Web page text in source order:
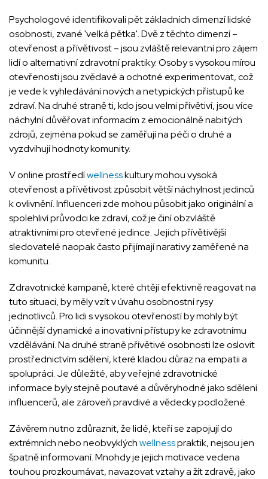
Psychologové identifikovali pět základních dimenzí lidské
osobnosti, zvané 'velká pětka'. Dvě z těchto dimenzí –
otevřenost a přívětivost – jsou zvláště relevantní pro zájem
lidí o alternativní zdravotní praktiky. Osoby s vysokou mírou
otevřenosti jsou zvědavé a ochotné experimentovat, což
je vede k vyhledávání nových a netypických přístupů ke
zdraví. Na druhé straně ti, kdo jsou velmi přívětiví, jsou více
náchylní důvěřovat informacím z emocionálně nabitých
zdrojů, zejména pokud se zaměřují na péči o druhé a
vyzdvihují hodnoty komunity.
V online prostředíwellnesskultury mohou vysoká
otevřenost a přívětivost způsobit větší náchylnost jedinců
k ovlivnění. Influenceri zde mohou působit jako originální a
spolehliví průvodci ke zdraví, což je činí obzvláště
atraktivními pro otevřené jedince. Jejich přívětivější
sledovatelé naopak často přijímají narativy zaměřené na
komunitu.
Zdravotnické kampaně, které chtějí efektivně reagovat na
tuto situaci, by měly vzít v úvahu osobnostní rysy
jednotlivců. Pro lidi s vysokou otevřeností by mohly být
účinnější dynamické a inovativní přístupy ke zdravotnímu
vzdělávání. Na druhé straně přívětivé osobnosti lze oslovit
prostřednictvím sdělení, které kladou důraz na empatii a
spolupráci. Je důležité, aby veřejné zdravotnické
informace byly stejně poutavé a důvěryhodné jako sdělení
influencerů, ale zároveň pravdivé a vědecky podložené.
Závěrem nutno zdůraznit, že lidé, kteří se zapojují do
extrémních nebo neobvyklýchwellnesspraktik, nejsou jen
špatně informovaní. Mnohdy je jejich motivace vedena
touhou prozkoumávat, navazovat vztahy a žít zdravě, jako